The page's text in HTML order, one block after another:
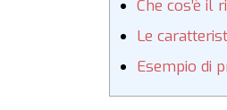
Che cos’è il
Le
Esempio di